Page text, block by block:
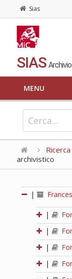
Sias
SIAS
MENU
archivistico
|
|
|
|
|